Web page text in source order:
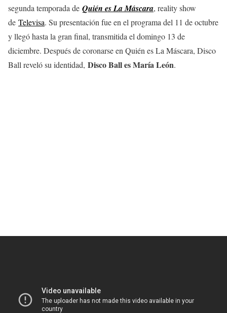
segunda temporada de Quién es La Máscara, reality show
de Televisa. Su presentación fue en el programa del 11 de octubre
y llegó hasta la gran final, transmitida el domingo 13 de
diciembre. Después de coronarse en Quién es La Máscara, Disco
Ball reveló su identidad, Disco Ball es María León.